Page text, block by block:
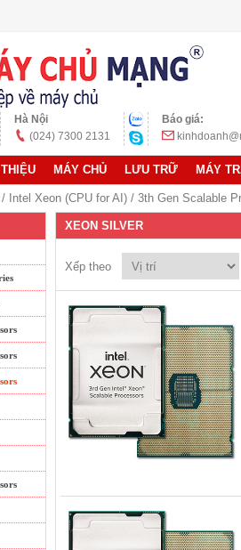
Hà Nội
(024) 7300 2131
Báo giá:
MÁY CHỦ LƯU TRỮ MÁY
/ Intel Xeon (CPU for AI) / 3th Gen Scalable
XEON SILVER
Xếp theo